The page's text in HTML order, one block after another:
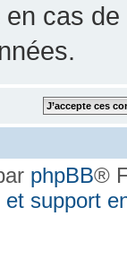
cas
phpBB®
et support